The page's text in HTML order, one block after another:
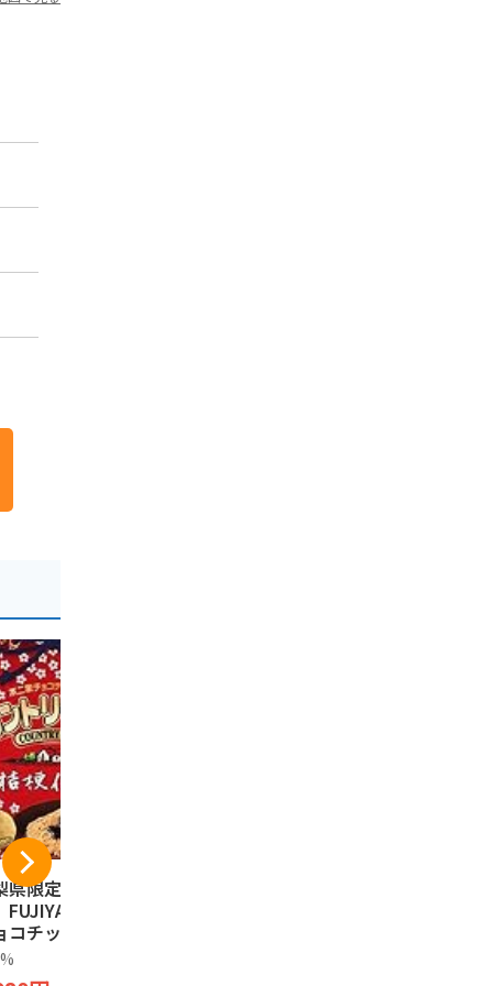
県限定 不二
不二家
コチップクッキ
梨 sweets カ
リーマアム CO